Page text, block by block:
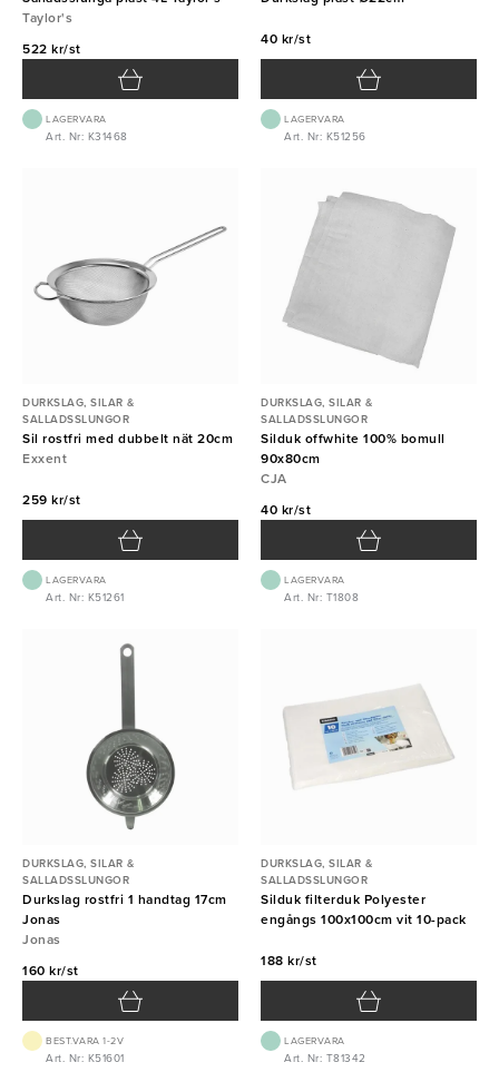
Taylor's
522 kr/st
LAGERVARA
Art. Nr: K31468
40 kr/st
LAGERVARA
Art. Nr: K51256
DURKSLAG, SILAR &
SALLADSSLUNGOR
Sil rostfri med dubbelt nät 20cm
Exxent
259 kr/st
LAGERVARA
Art. Nr: K51261
DURKSLAG, SILAR &
SALLADSSLUNGOR
Silduk offwhite 100% bomull
90x80cm
CJA
40 kr/st
LAGERVARA
Art. Nr: T1808
DURKSLAG, SILAR &
SALLADSSLUNGOR
Durkslag rostfri 1 handtag 17cm
Jonas
Jonas
160 kr/st
BEST.VARA 1-2V
Art. Nr: K51601
DURKSLAG, SILAR &
SALLADSSLUNGOR
Silduk filterduk Polyester
engångs 100x100cm vit 10-pack
188 kr/st
LAGERVARA
Art. Nr: T81342